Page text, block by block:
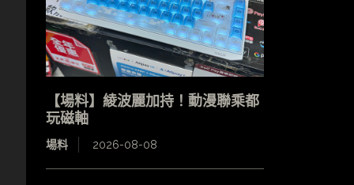
【場料】綾波麗加持！動漫聯乘都
玩磁軸
場料 2026-08-08